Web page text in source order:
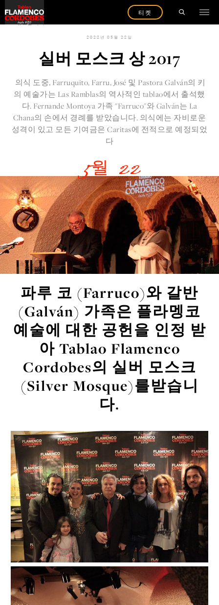
티켓
뉴스를 다시
2022년 05월 22일
실버 모스크 상 2017
의식 도중, Farruquito, Farru, José 및 Pastora Galván의 키
의 예술가는 Las Ramblas의 역사적인 tablao에서 출석했
다. Fernande Montoya 가족 "Farruco"와 Galván는 La
Chana의 손에서 경례를 받았습니다. 의식에는 자비로운
성격이 있고 모든 기여금은 Caritas에 전적으로 예정되었
다
5월 22
파루 코 (Farruco)와 갈반
(Galván) 가족은 플라멩코
예술에 대한 공헌을 인정 받
아 Tablao Flamenco
Cordobes의 실버 모스크
(Silver Mosque)를받습니
다.